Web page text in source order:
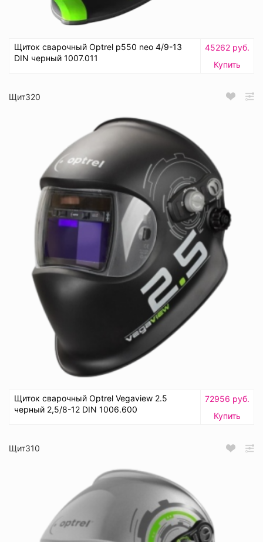
Щиток сварочный Optrel p550 neo 4/9-13
DIN черный 1007.011
45262 руб.
Купить
Щит320
Щиток сварочный Optrel Vegaview 2.5
черный 2,5/8-12 DIN 1006.600
72956 руб.
Купить
Щит310